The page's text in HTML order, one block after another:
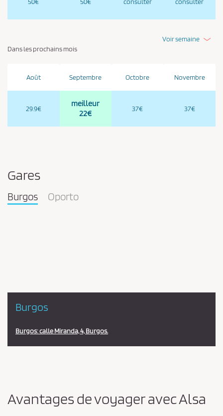
Voir semaine
Dans les prochains mois
Août
29.9€
Septembre
meilleur
22€
Octobre
37€
Novembre
37€
Gares
Burgos Oporto
Burgos
Burgos: calle Miranda, 4, Burgos.
Avantages de voyager avec Alsa